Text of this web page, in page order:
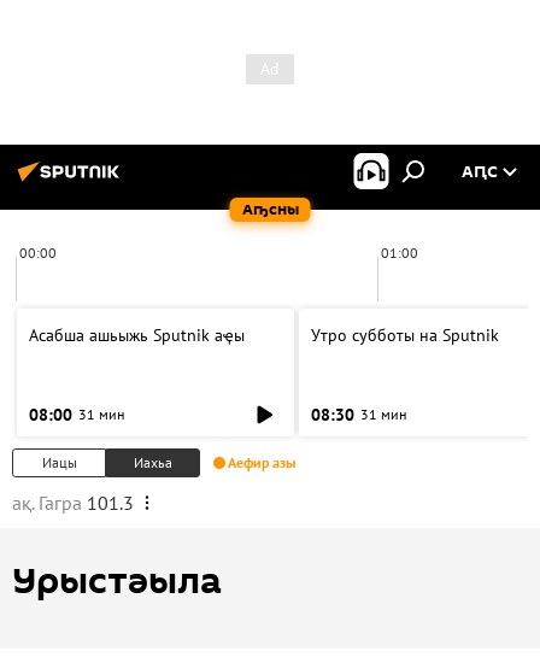
Аҧсны
АԤС
00:00 01:00
Асабша ашьыжь Sputnik аҿы
08:00 31 мин
Утро субботы на Sputnik
08:30 31 мин
Иацы Иахьа Аефир азы
ақ. Гагра 101.3
Урыстәыла